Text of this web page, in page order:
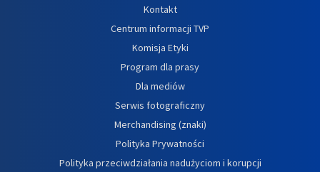
Kontakt
Centrum informacji TVP
Komisja Etyki
Program dla prasy
Dla mediów
Serwis fotograficzny
Merchandising (znaki)
Polityka Prywatności
Polityka przeciwdziałania nadużyciom i korupcji